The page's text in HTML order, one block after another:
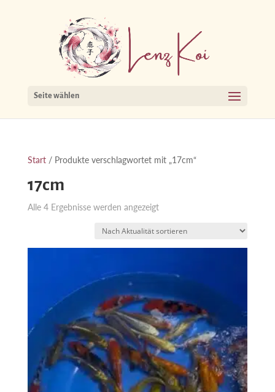
Seite wählen
Start/ Produkte verschlagwortet mit „17cm“
17cm
Alle 4 Ergebnisse werden angezeigtNach
sortiert